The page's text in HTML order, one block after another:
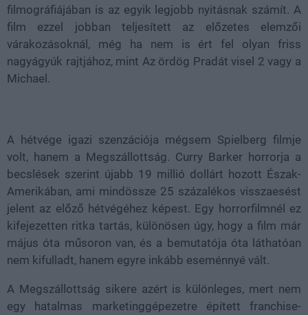
filmográfiájában is az egyik legjobb nyitásnak számít. A
film ezzel jobban teljesített az előzetes elemzői
várakozásoknál, még ha nem is ért fel olyan friss
nagyágyúk rajtjához, mint Az ördög Pradát visel 2 vagy a
Michael.
A hétvége igazi szenzációja mégsem Spielberg filmje
volt, hanem a Megszállottság. Curry Barker horrorja a
becslések szerint újabb 19 millió dollárt hozott Észak-
Amerikában, ami mindössze 25 százalékos visszaesést
jelent az előző hétvégéhez képest. Egy horrorfilmnél ez
kifejezetten ritka tartás, különösen úgy, hogy a film már
május óta műsoron van, és a bemutatója óta láthatóan
nem kifulladt, hanem egyre inkább eseménnyé vált.
A Megszállottság sikere azért is különleges, mert nem
egy hatalmas marketinggépezetre épített franchise-